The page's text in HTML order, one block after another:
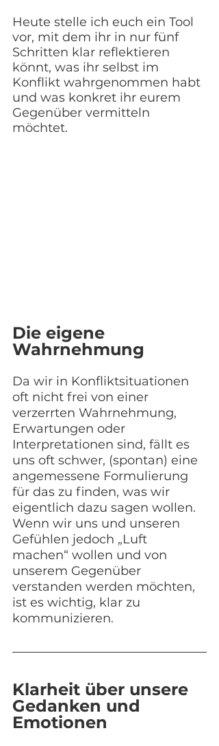
Heute stelle ich euch ein Tool
vor, mit dem ihr in nur fünf
Schritten klar reflektieren
könnt, was ihr selbst im
Konflikt wahrgenommen habt
und was konkret ihr eurem
Gegenüber vermitteln
möchtet.
Die eigene
Wahrnehmung
Da wir in Konfliktsituationen
oft nicht frei von einer
verzerrten Wahrnehmung,
Erwartungen oder
Interpretationen sind, fällt es
uns oft schwer, (spontan) eine
angemessene Formulierung
für das zu finden, was wir
eigentlich dazu sagen wollen.
Wenn wir uns und unseren
Gefühlen jedoch „Luft
machen“ wollen und von
unserem Gegenüber
verstanden werden möchten,
ist es wichtig, klar zu
kommunizieren.
Klarheit über unsere
Gedanken und
Emotionen